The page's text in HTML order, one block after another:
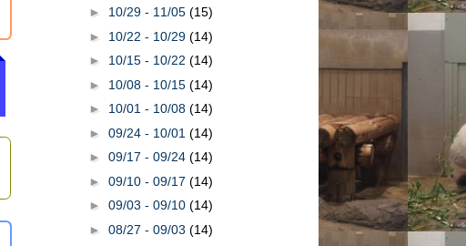
► 10/29 - 11/05 (15)
► 10/22 - 10/29 (14)
► 10/15 - 10/22 (14)
► 10/08 - 10/15 (14)
► 10/01 - 10/08 (14)
► 09/24 - 10/01 (14)
► 09/17 - 09/24 (14)
► 09/10 - 09/17 (14)
► 09/03 - 09/10 (14)
► 08/27 - 09/03 (14)